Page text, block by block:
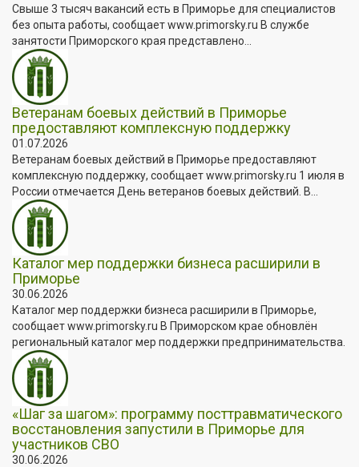
Свыше 3 тысяч вакансий есть в Приморье для специалистов
без опыта работы, сообщает www.primorsky.ru В службе
занятости Приморского края представлено...
Ветеранам боевых действий в Приморье
предоставляют комплексную поддержку
01.07.2026
Ветеранам боевых действий в Приморье предоставляют
комплексную поддержку, сообщает www.primorsky.ru 1 июля в
России отмечается День ветеранов боевых действий. В...
Каталог мер поддержки бизнеса расширили в
Приморье
30.06.2026
Каталог мер поддержки бизнеса расширили в Приморье,
сообщает www.primorsky.ru В Приморском крае обновлён
региональный каталог мер поддержки предпринимательства.
«Шаг за шагом»: программу посттравматического
восстановления запустили в Приморье для
участников СВО
30.06.2026